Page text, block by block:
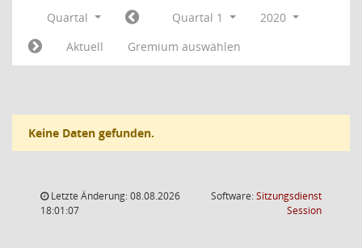
Quartal Quartal 1
2020
Aktuell
Gremium auswählen
Keine Daten gefunden.
Letzte Änderung: 08.08.2026
18:01:07
Software:Sitzungsdienst
Session(Wird in